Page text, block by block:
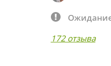
172 отзыва